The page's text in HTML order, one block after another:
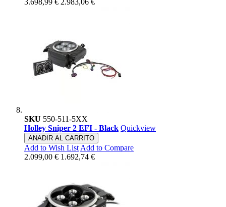
3.698,99 € 2.983,06 €
SKU 550-511-5XX
Holley Sniper 2 EFI - Black Quickview
ANADIR AL CARRITO
Add to Wish List Add to Compare
2.099,00 € 1.692,74 €